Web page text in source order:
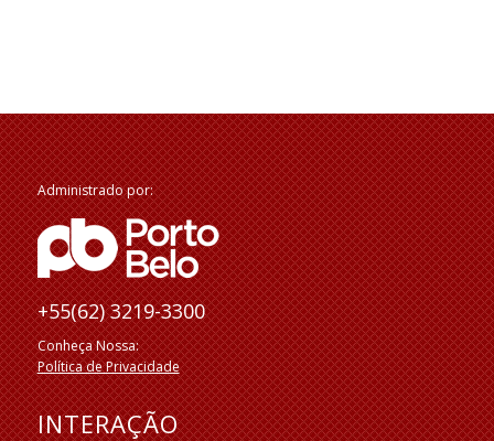
Administrado por:
+55(62) 3219-3300
Conheça Nossa:
Política de Privacidade
INTERAÇÃO